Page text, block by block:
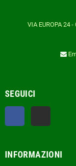
VIA EUROPA 24
SEGUICI
INFORMAZIONI